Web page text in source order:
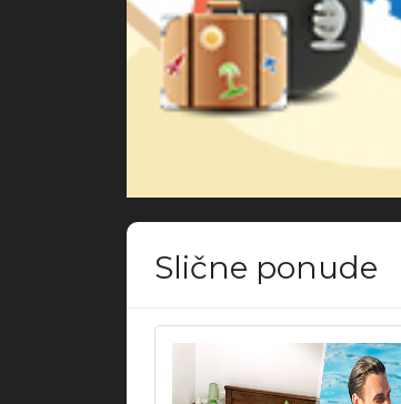
Slične ponude